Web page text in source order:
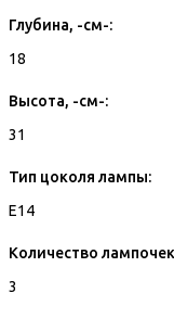
Глубина, -см-:
18
Высота, -см-:
31
Тип цоколя лампы:
E14
Количество
3